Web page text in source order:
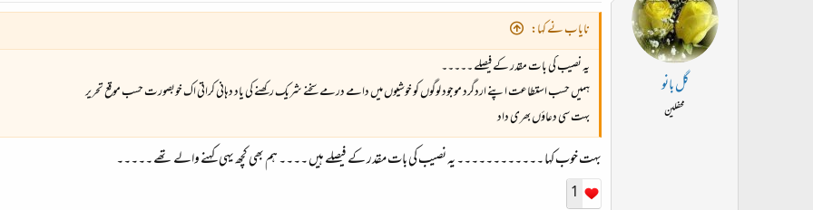
گل بانو
محفلین
نایاب نے کہا:
یہ نصیب کی بات مقدر کے فیصلے ۔۔۔۔۔
ہمیں حسب استطاعت اپنے اردگرد موجود لوگوں کو خوشیوں میں دامے درمے سخنے شریک رکھنے کی یاد دہانی کراتی اک خوبصورت حسب موقع تحریر
بہت سی دعاؤں بھری داد
بہت خوب کہا ۔۔۔۔۔۔۔۔۔۔۔۔ یہ نصیب کی بات مقدر کے فیصلے ہیں ۔۔۔۔ ہم بھی کچھ یہی کہنے والے تھے ۔۔۔۔۔
1